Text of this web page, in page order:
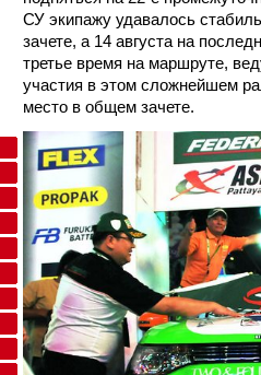
СУ экипажу удавалось
зачете, а 14 августа на
третье время на маршруте,
участия в этом сложнейшем
место в общем зачете.